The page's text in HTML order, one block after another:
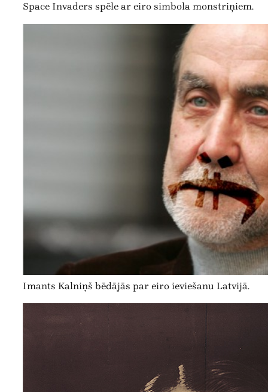
Space Invaders spēle ar eiro simbola monstriņiem.
Imants Kalniņš bēdājās par eiro ieviešanu Latvijā.